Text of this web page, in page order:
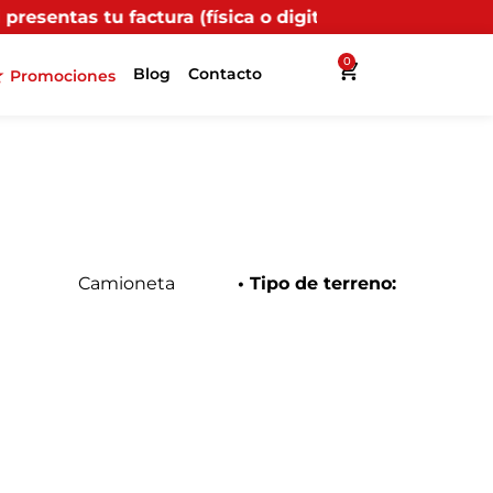
o digital) en uno de nuestros puntos
Promociones Blog Contacto
0
Camioneta • Tipo de terreno: